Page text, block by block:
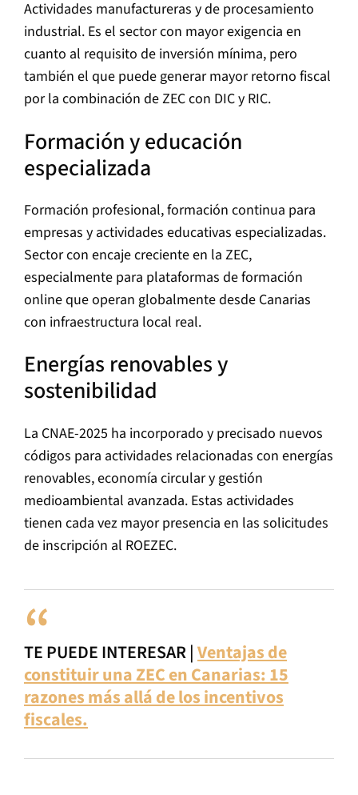
Actividades manufactureras y de procesamiento
industrial. Es el sector con mayor exigencia en
cuanto al requisito de inversión mínima, pero
también el que puede generar mayor retorno fiscal
por la combinación de ZEC con DIC y RIC.
Formación y educación
especializada
Formación profesional, formación continua para
empresas y actividades educativas especializadas.
Sector con encaje creciente en la ZEC,
especialmente para plataformas de formación
online que operan globalmente desde Canarias
con infraestructura local real.
Energías renovables y
sostenibilidad
La CNAE-2025 ha incorporado y precisado nuevos
códigos para actividades relacionadas con energías
renovables, economía circular y gestión
medioambiental avanzada. Estas actividades
tienen cada vez mayor presencia en las solicitudes
de inscripción al ROEZEC.
TE PUEDE INTERESAR |Ventajas de
constituir una ZEC en Canarias: 15
razones más allá de los incentivos
fiscales.